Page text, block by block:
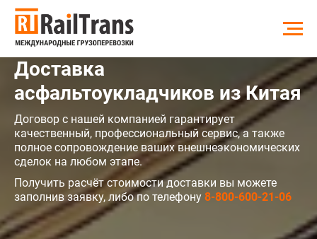
Доставка
асфальтоукладчиков из Китая
Договор с нашей компанией гарантирует
качественный, профессиональный сервис, а также
полное сопровождение ваших внешнеэкономических
сделок на любом этапе.
Получить расчёт стоимости доставки вы можете
заполнив заявку, либо по телефону 8-800-600-21-06